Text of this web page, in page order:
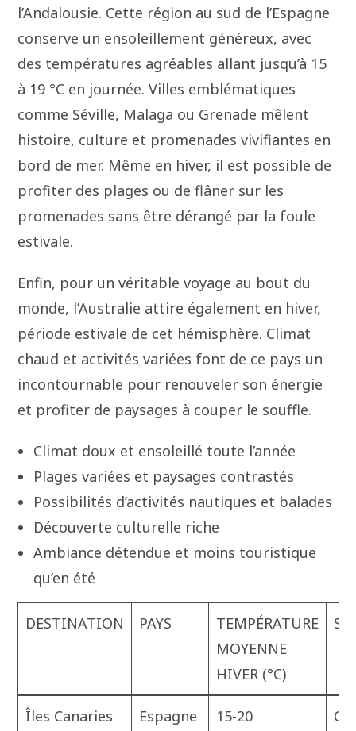
l’Andalousie. Cette région au sud de l’Espagne
conserve un ensoleillement généreux, avec
des températures agréables allant jusqu’à 15
à 19 °C en journée. Villes emblématiques
comme Séville, Malaga ou Grenade mêlent
histoire, culture et promenades vivifiantes en
bord de mer. Même en hiver, il est possible de
profiter des plages ou de flâner sur les
promenades sans être dérangé par la foule
estivale.
Enfin, pour un véritable voyage au bout du
monde, l’Australie attire également en hiver,
période estivale de cet hémisphère. Climat
chaud et activités variées font de ce pays un
incontournable pour renouveler son énergie
et profiter de paysages à couper le souffle.
Climat doux et ensoleillé toute l’année
Plages variées et paysages contrastés
Possibilités d’activités nautiques et balades
Découverte culturelle riche
Ambiance détendue et moins touristique
qu’en été
DESTINATION PAYS
TEMPÉRATURE
MOYENNE
HIVER (°C)
Îles Canaries Espagne 15-20